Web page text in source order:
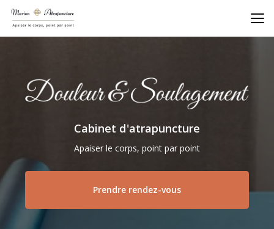
Aller
contenu
principal
Cabinet d'atrapuncture
Apaiser le corps, point par point
Prendre rendez-vous